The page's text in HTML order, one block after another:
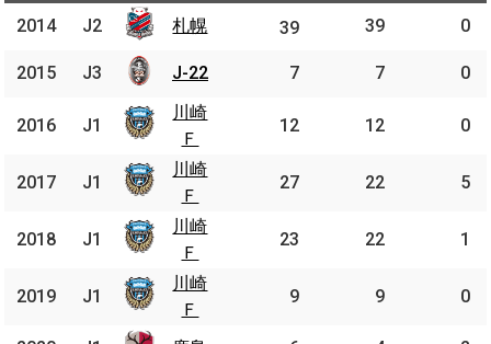
途中出場
2014 札幌 39 39 0
2015 J-22 7 7 0
2016
川崎
Ｆ
12 12 0
2017
川崎
Ｆ
27 22 5
2018
川崎
Ｆ
23 22 1
2019
川崎
Ｆ
9 9 0
2014 J2 札幌
2015 J3 J-22
2016 J1
川崎
Ｆ
2017 J1
川崎
Ｆ
2018 J1
川崎
Ｆ
2019 J1
川崎
Ｆ